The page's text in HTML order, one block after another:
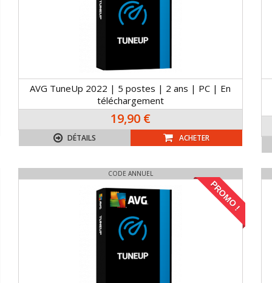
AVG TuneUp 2022 | 5 postes | 2 ans | PC | En
téléchargement
19,90 €
DÉTAILS ACHETER
CODE ANNUEL
PROMO !